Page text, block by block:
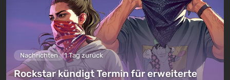
Nachrichten 1 Tag zurück
Rockstar kündigt Termin für erweiterte